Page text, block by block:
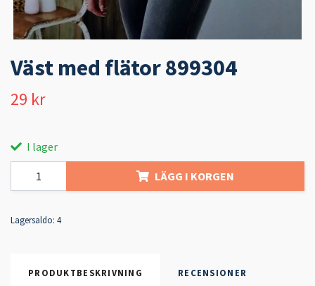
Väst med flätor 899304
29 kr
I lager
LÄGG I KORGEN
Lagersaldo: 4
PRODUKTBESKRIVNING RECENSIONER